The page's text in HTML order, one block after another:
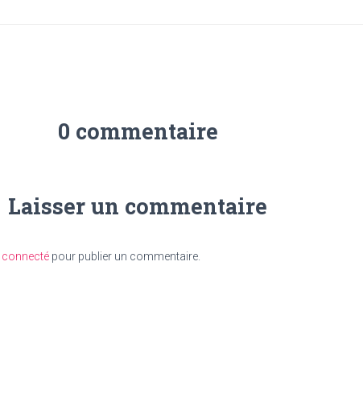
0 commentaire
Laisser un commentaire
connecté pour publier un commentaire.